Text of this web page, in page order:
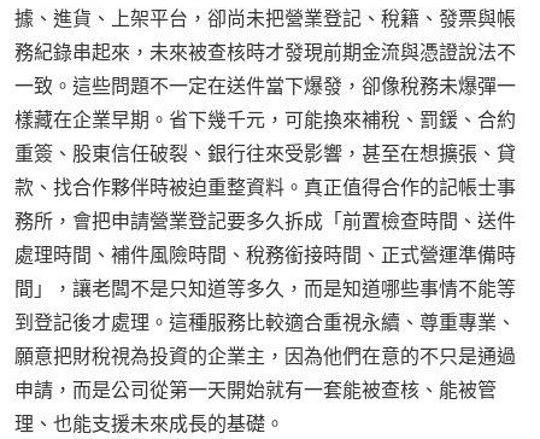
據、進貨、上架平台，卻尚未把營業登記、稅籍、發票與帳
務紀錄串起來，未來被查核時才發現前期金流與憑證說法不
一致。這些問題不一定在送件當下爆發，卻像稅務未爆彈一
樣藏在企業早期。省下幾千元，可能換來補稅、罰鍰、合約
重簽、股東信任破裂、銀行往來受影響，甚至在想擴張、貸
款、找合作夥伴時被迫重整資料。真正值得合作的記帳士事
務所，會把申請營業登記要多久拆成「前置檢查時間、送件
處理時間、補件風險時間、稅務銜接時間、正式營運準備時
間」，讓老闆不是只知道等多久，而是知道哪些事情不能等
到登記後才處理。這種服務比較適合重視永續、尊重專業、
願意把財稅視為投資的企業主，因為他們在意的不只是通過
申請，而是公司從第一天開始就有一套能被查核、能被管
理、也能支援未來成長的基礎。